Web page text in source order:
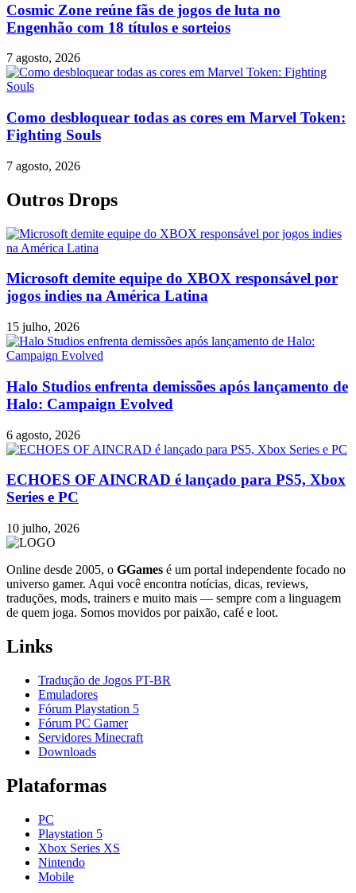
Cosmic Zone reúne fãs de jogos de luta no
Engenhão com 18 títulos e sorteios
7 agosto, 2026
Como desbloquear todas as cores em Marvel Token:
Fighting Souls
7 agosto, 2026
Outros Drops
Microsoft demite equipe do XBOX responsável por
jogos indies na América Latina
15 julho, 2026
Halo Studios enfrenta demissões após lançamento de
Halo: Campaign Evolved
6 agosto, 2026
ECHOES OF AINCRAD é lançado para PS5, Xbox
Series e PC
10 julho, 2026
Online desde 2005, o GGames é um portal independente focado no
universo gamer. Aqui você encontra notícias, dicas, reviews,
traduções, mods, trainers e muito mais — sempre com a linguagem
de quem joga. Somos movidos por paixão, café e loot.
Links
Tradução de Jogos PT-BR
Emuladores
Fórum Playstation 5
Fórum PC Gamer
Servidores Minecraft
Downloads
Plataformas
PC
Playstation 5
Xbox Series XS
Nintendo
Mobile